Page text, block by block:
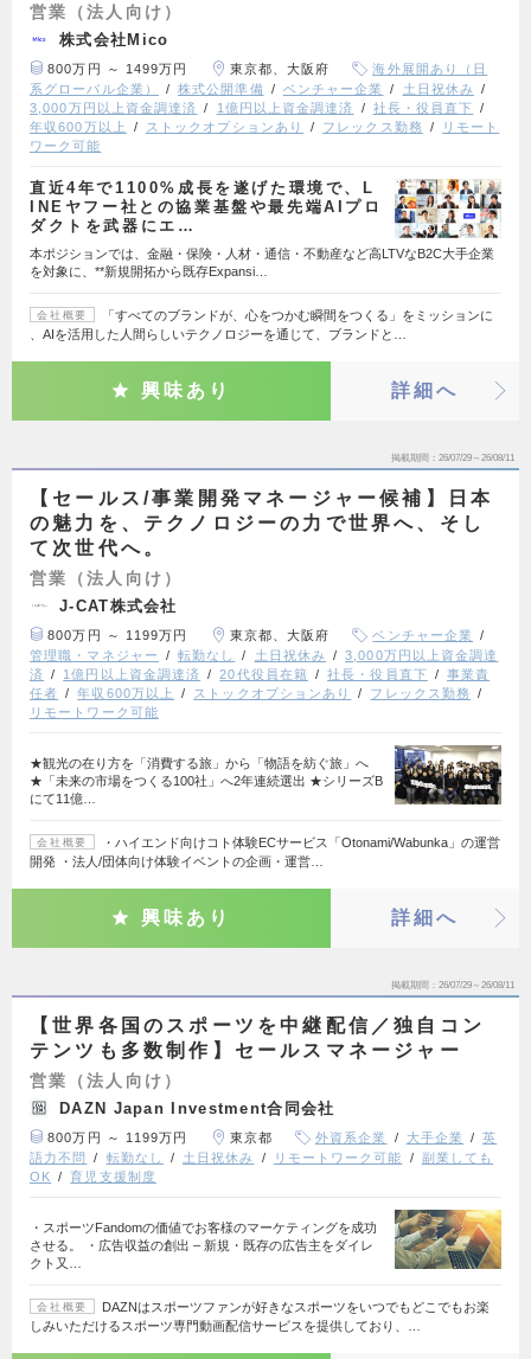
営業（法人向け）
株式会社Mico
800万円 ～ 1499万円 東京都、大阪府
海外展開あり（日
系グローバル企業）
株式公開準備 ベンチャー企業
土日祝休み
3,000万円以上資金調達済
1億円以上資金調達済
社長・役員直下
年収600万以上
ストックオプションあり フレックス勤務
リモート
ワーク可能
直近4年で1100%成長を遂げた環境で、L
INEヤフー社との協業基盤や最先端AIプロ
ダクトを武器にエ…
本ポジションでは、金融・保険・人材・通信・不動産など高LTVなB2C大手企業
を対象に、**新規開拓から既存Expansi…
会社概要
「すべてのブランドが、心をつかむ瞬間をつくる」をミッションに
、AIを活用した人間らしいテクノロジーを通じて、ブランドと…
興味あり 詳細へ
掲載期間 26/07/29～26/08/11
【セールス/事業開発マネージャー候補】日本
の魅力を、テクノロジーの力で世界へ、そし
て次世代へ。
営業（法人向け）
J-CAT株式会社
800万円 ～ 1199万円 東京都、大阪府
ベンチャー企業
管理職・マネジャー
転勤なし 土日祝休み
3,000万円以上資金調達
済
1億円以上資金調達済 20代役員在籍 社長・役員直下
事業責
任者
年収600万以上 ストックオプションあり
フレックス勤務
リモートワーク可能
★観光の在り方を「消費する旅」から「物語を紡ぐ旅」へ
★「未来の市場をつくる100社」へ2年連続選出 ★シリーズB
にて11億…
会社概要
・ハイエンド向けコト体験ECサービス「Otonami/Wabunka」の運営
開発 ・法人/団体向け体験イベントの企画・運営…
興味あり 詳細へ
掲載期間 26/07/29～26/08/11
【世界各国のスポーツを中継配信／独自コン
テンツも多数制作】セールスマネージャー
営業（法人向け）
DAZN Japan Investment合同会社
800万円 ～ 1199万円 東京都 外資系企業 大手企業
英
語力不問
転勤なし 土日祝休み リモートワーク可能
副業しても
OK
育児支援制度
・スポーツFandomの価値でお客様のマーケティングを成功
させる。 ・広告収益の創出 – 新規・既存の広告主をダイレ
クト又…
会社概要
DAZNはスポーツファンが好きなスポーツをいつでもどこでもお楽
しみいただけるスポーツ専門動画配信サービスを提供しており、…